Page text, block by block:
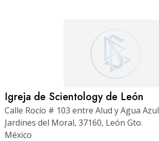
Igreja de Scientology de León
Calle Rocío # 103 entre Alud y Agua Azul
Jardines del Moral, 37160, León Gto.
México